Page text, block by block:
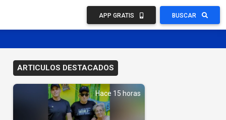
APP GRATIS BUSCAR
ARTICULOS DESTACADOS
Hace 15 horas